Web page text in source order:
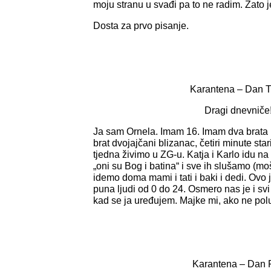
moju stranu u svađi pa to ne radim. Zato
Dosta za prvo pisanje.
Karantena – Dan
Dragi
Ja sam Ornela. Imam 16. Imam dva
brat dvojajčani blizanac, četiri minute
tjedna živimo u ZG-u. Katja i Karlo idu
„oni su Bog i batina“ i sve ih slušamo
idemo doma mami i tati i baki i dedi.
puna ljudi od 0 do 24. Osmero nas je i
kad se ja uređujem. Majke mi, ako ne
Karantena – Dan